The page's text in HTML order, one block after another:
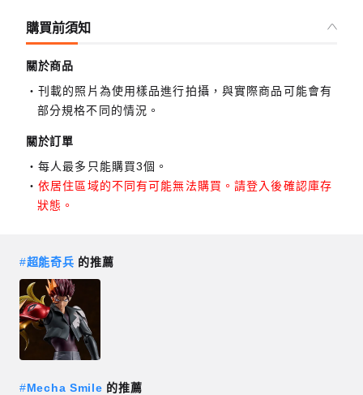
購買前須知
關於商品
刊載的照片為使用樣品進行拍攝，與實際商品可能會有
部分規格不同的情況。
關於訂單
每人最多只能購買3個。
依居住區域的不同有可能無法購買。請登入後確認庫存
狀態。
#超能奇兵 的推薦
#Mecha Smile 的推薦